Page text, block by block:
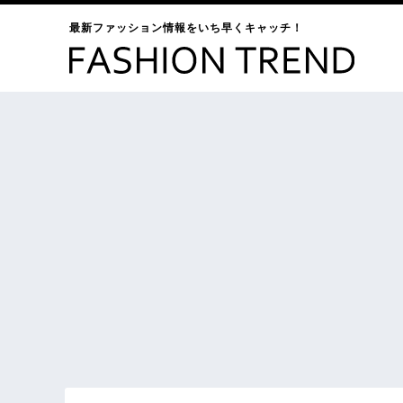
最新ファッション情報をいち早くキャッチ！